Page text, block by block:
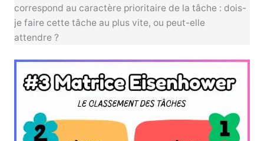
correspond au caractère prioritaire de la tâche : dois-
je faire cette tâche au plus vite, ou peut-elle
attendre ?